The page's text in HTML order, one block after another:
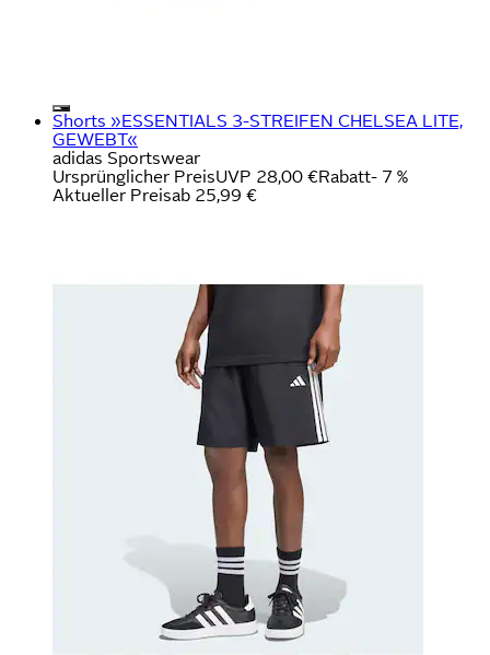
Shorts »ESSENTIALS 3-STREIFEN CHELSEA LITE,
GEWEBT«
adidas Sportswear
Ursprünglicher PreisUVP 28,00 €Rabatt- 7 %
Aktueller Preisab 25,99 €